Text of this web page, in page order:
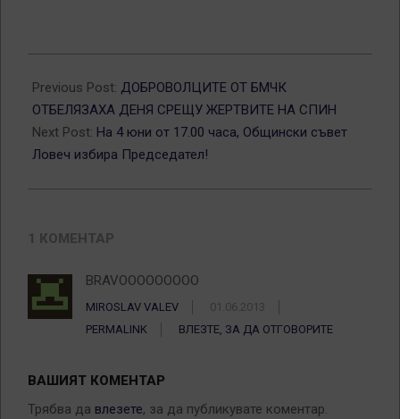
05-
31
Previous Post: ДОБРОВОЛЦИТЕ ОТ БМЧК
ОТБЕЛЯЗАХА ДЕНЯ СРЕЩУ ЖЕРТВИТЕ НА СПИН
Next Post: На 4 юни от 17.00 часа, Общински съвет
Ловеч избира Председател!
1 КОМЕНТАР
BRAVOOOOOOOOO
MIROSLAV VALEV
01.06.2013
PERMALINK
ВЛЕЗТЕ, ЗА ДА ОТГОВОРИТЕ
ВАШИЯТ КОМЕНТАР
Трябва да влезете, за да публикувате коментар.